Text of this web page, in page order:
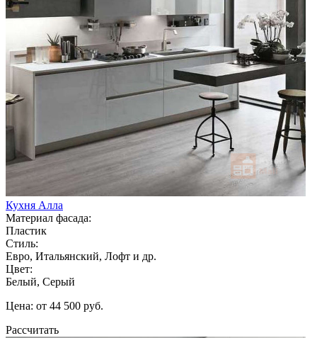
Кухня Алла
Материал фасада:
Пластик
Стиль:
Евро, Итальянский, Лофт и др.
Цвет:
Белый, Серый
Цена: от 44 500 руб.
Рассчитать